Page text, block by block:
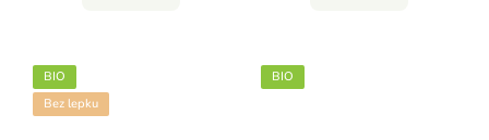
BIO
Bez lepku
BIO